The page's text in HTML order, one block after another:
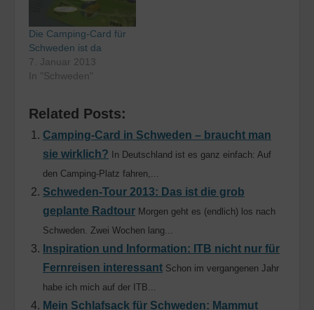
Die Camping-Card für
Schweden ist da
7. Januar 2013
In "Schweden"
Related Posts:
Camping-Card in Schweden – braucht man
sie wirklich?
In Deutschland ist es ganz einfach: Auf
den Camping-Platz fahren,...
Schweden-Tour 2013: Das ist die grob
geplante Radtour Morgen geht es (endlich) los nach
Schweden. Zwei Wochen lang...
Inspiration und Information: ITB nicht nur für
Fernreisen interessant Schon im vergangenen Jahr
habe ich mich auf der ITB...
Mein Schlafsack für Schweden: Mammut